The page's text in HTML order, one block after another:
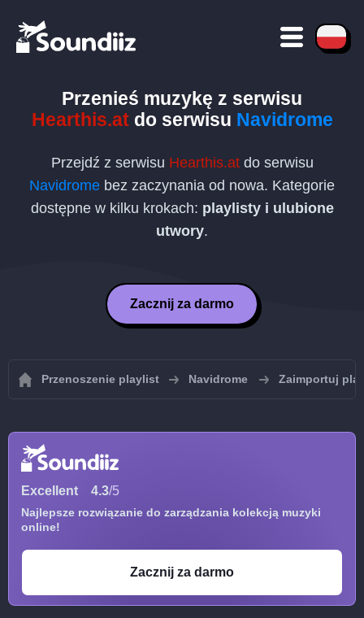
Przenieś muzykę z serwisu
Hearthis.atdo serwisu Navidrome
Przejdź z serwisu Hearthis.atdo serwisu
Navidrome bez zaczynania od nowa. Kategorie
dostępne w kilku krokach: playlisty i ulubione
utwory.
Zacznij za darmo
Przenoszenie playlist Navidrome Zaimportuj
Excellent 4.3/5
Najlepsze rozwiązanie do zarządzania kolekcją muzyki
online!
Zacznij za darmo